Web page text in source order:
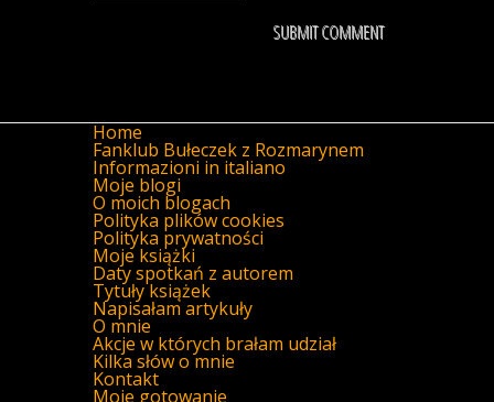
Home
Fanklub Bułeczek z Rozmarynem
Informazioni in italiano
Moje blogi
O moich blogach
Polityka plików cookies
Polityka prywatności
Moje książki
Daty spotkań z autorem
Tytuły książek
Napisałam artykuły
O mnie
Akcje w których brałam udział
Kilka słów o mnie
Kontakt
Moje gotowanie